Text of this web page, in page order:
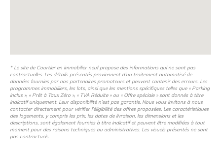
* Le site de Courtier en immobilier neuf propose des informations qui ne sont pas
contractuelles. Les détails présentés proviennent d’un traitement automatisé de
données fournies par nos partenaires promoteurs et peuvent contenir des erreurs. Les
programmes immobiliers, les lots, ainsi que les mentions spécifiques telles que « Parking
inclus », « Prêt à Taux Zéro », « TVA Réduite » ou « Offre spéciale » sont donnés à titre
indicatif uniquement. Leur disponibilité n’est pas garantie. Nous vous invitons à nous
contacter directement pour vérifier l’éligibilité des offres proposées. Les caractéristiques
des logements, y compris les prix, les dates de livraison, les dimensions et les
descriptions, sont également fournies à titre indicatif et peuvent être modifiées à tout
moment pour des raisons techniques ou administratives. Les visuels présentés ne sont
pas contractuels.